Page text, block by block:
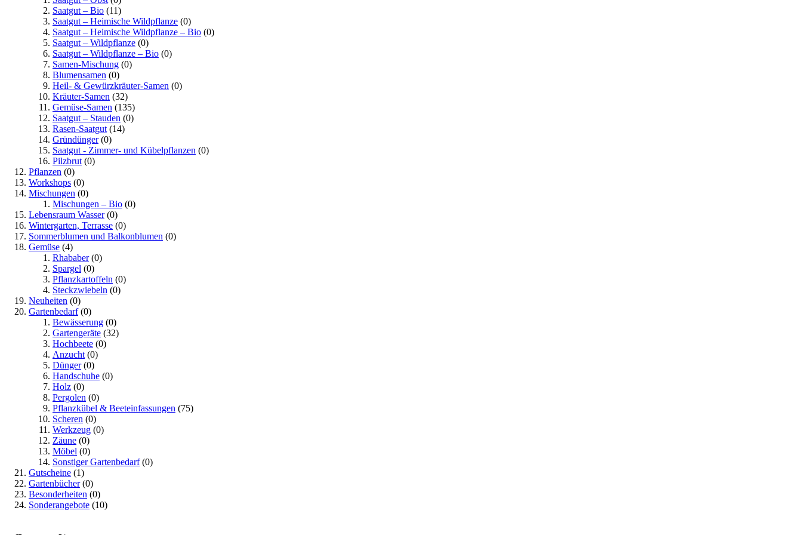
Saatgut – Bio (11)
Saatgut – Heimische Wildpflanze (0)
Saatgut – Heimische Wildpflanze – Bio (0)
Saatgut – Wildpflanze (0)
Saatgut – Wildpflanze – Bio (0)
Samen-Mischung (0)
Blumensamen (0)
Heil- & Gewürzkräuter-Samen (0)
Kräuter-Samen (32)
Gemüse-Samen (135)
Saatgut – Stauden (0)
Rasen-Saatgut (14)
Gründünger(0)
Saatgut - Zimmer- und Kübelpflanzen (0)
Pilzbrut (0)
Pflanzen (0)
Workshops (0)
Mischungen (0)
Mischungen – Bio (0)
Lebensraum Wasser(0)
Wintergarten, Terrasse (0)
Sommerblumen und Balkonblumen (0)
Gemüse (4)
Rhababer(0)
Spargel (0)
Pflanzkartoffeln (0)
Steckzwiebeln (0)
Neuheiten (0)
Gartenbedarf(0)
Bewässerung (0)
Gartengeräte (32)
Hochbeete (0)
Anzucht (0)
Dünger(0)
Handschuhe (0)
Holz (0)
Pergolen (0)
Pflanzkübel & Beeteinfassungen (75)
Scheren (0)
Werkzeug (0)
Zäune (0)
Möbel (0)
Sonstiger Gartenbedarf(0)
Gutscheine (1)
Gartenbücher(0)
Besonderheiten (0)
Sonderangebote (10)